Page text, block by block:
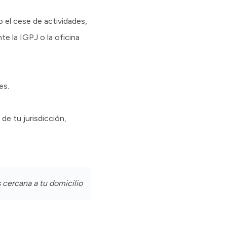
el cese de actividades,
la IGPJ o la oficina
tu jurisdicción,
cercana a tu domicilio